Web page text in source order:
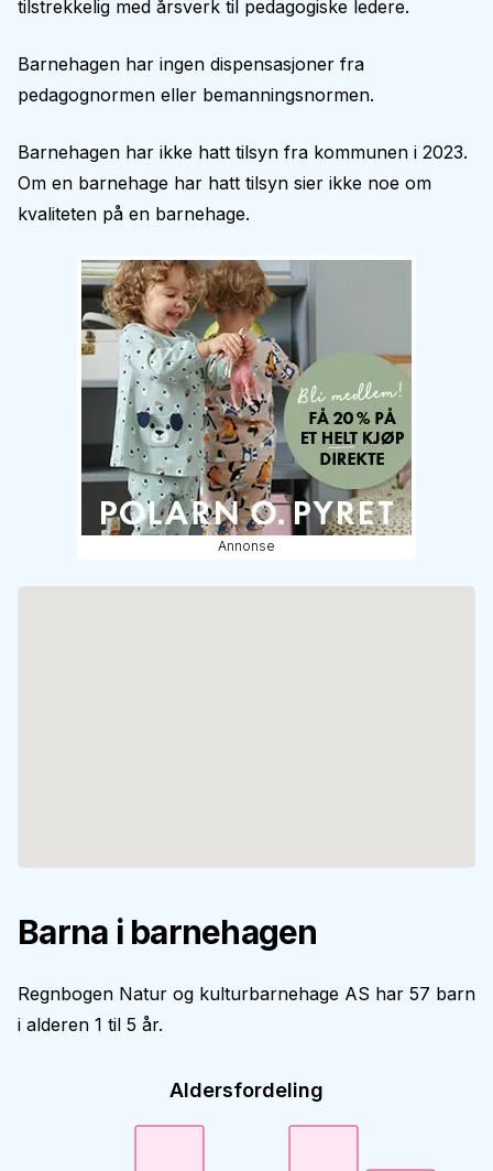
tilstrekkelig med årsverk til pedagogiske ledere.
Barnehagen har ingen dispensasjoner fra
pedagognormen eller bemanningsnormen.
Barnehagen har ikke hatt tilsyn fra kommunen i 2023.
Om en barnehage har hatt tilsyn sier ikke noe om
kvaliteten på en barnehage.
Annonse
Barna i barnehagen
Regnbogen Natur og kulturbarnehage AS har 57 barn
i alderen 1 til 5 år.
Aldersfordeling